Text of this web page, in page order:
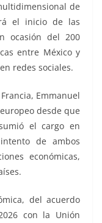
de
el inicio de las
ocasión del 200
entre México y
redes sociales.
Emmanuel
desde que
el cargo en
de ambos
económicas,
del acuerdo
con la Unión